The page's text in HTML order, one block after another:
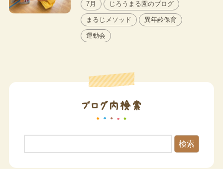
7月 じろうまる園のブログ
まるじメソッド 異年齢保育
運動会
ブログ内検索
検索